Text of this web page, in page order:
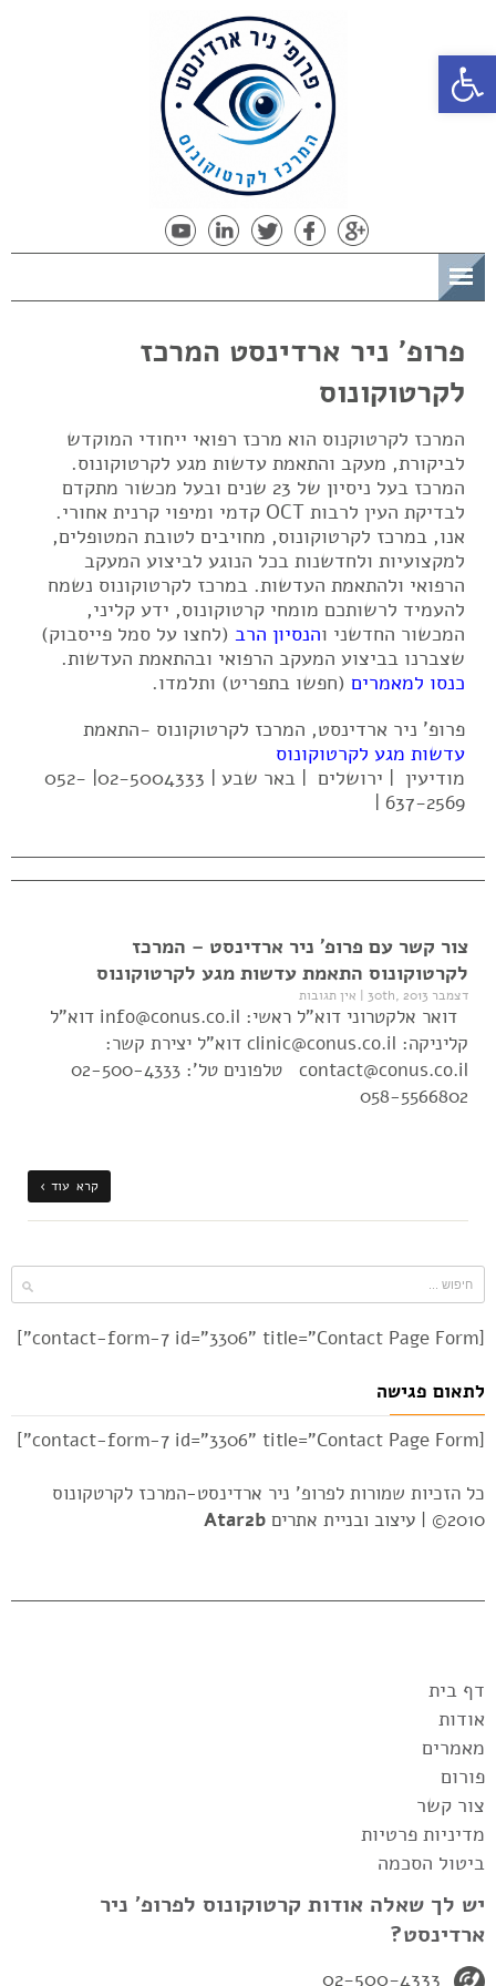
פתח סרגל נגישות
פרופ' ניר ארדינסט המרכז
לקרטוקונוס
המרכז לקרטוקנוס הוא מרכז רפואי ייחודי המוקדש
לביקורת, מעקב והתאמת עדשות מגע לקרטוקונוס.
המרכז בעל ניסיון של 23 שנים ובעל מכשור מתקדם
לבדיקת העין לרבות OCT קדמי ומיפוי קרנית אחורי.
אנו, במרכז לקרטוקונוס, מחויבים לטובת המטופלים,
למקצועיות ולחדשנות בכל הנוגע לביצוע המעקב
הרפואי ולהתאמת העדשות. במרכז לקרטוקונוס נשמח
להעמיד לרשותכם מומחי קרטוקונוס, ידע קליני,
המכשור החדשני והנסיון הרב (לחצו על סמל פייסבוק)
שצברנו בביצוע המעקב הרפואי ובהתאמת העדשות.
כנסו למאמרים (חפשו בתפריט) ותלמדו.
פרופ' ניר ארדינסט, המרכז לקרטוקונוס -התאמת
עדשות מגע לקרטוקונוס
מודיעין | ירושלים | באר שבע | 02-5004333| 052-
637-2569 |
צור קשר עם פרופ' ניר ארדינסט – המרכז
לקרטוקונוס התאמת עדשות מגע לקרטוקונוס
דצמבר 30th, 2013 | אין תגובות
דואר אלקטרוני דוא"ל ראשי: info@conus.co.il דוא"ל
קליניקה: clinic@conus.co.il דוא"ל יצירת קשר:
contact@conus.co.il טלפונים טל': 02-500-4333
058-5566802
קרא עוד ›
[contact-form-7 id="3306" title="Contact Page Form"]
לתאום פגישה
[contact-form-7 id="3306" title="Contact Page Form"]
כל הזכיות שמורות לפרופ' ניר ארדינסט-המרכז לקרטקונוס
2010© |
עיצוב ובניית אתרים Atar2b
דף בית
אודות
מאמרים
פורום
צור קשר
מדיניות פרטיות
ביטול הסכמה
יש לך שאלה אודות קרטוקונוס לפרופ' ניר
ארדינסט?
02-500-4333